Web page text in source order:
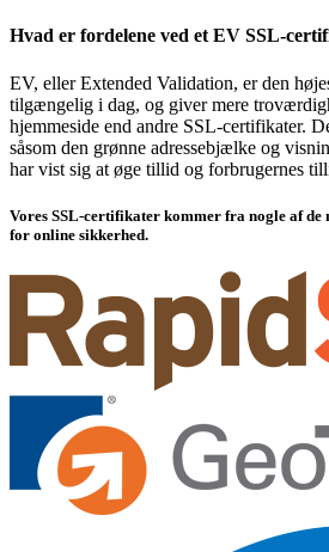
Hvad er fordelene ved et EV SSL-
EV, eller Extended Validation, er den
tilgængelig i dag, og giver mere
hjemmeside end andre SSL-certifikater.
såsom den grønne adressebjælke og
har vist sig at øge tillid og forbrugernes
Vores SSL-certifikater kommer fra nogle af de
for online sikkerhed.